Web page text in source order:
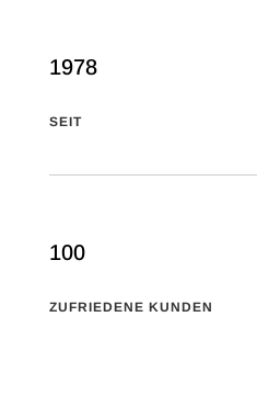
1978
SEIT
100
ZUFRIEDENE KUNDEN